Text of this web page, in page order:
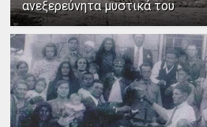
ανεξερεύνητα μυστικά του